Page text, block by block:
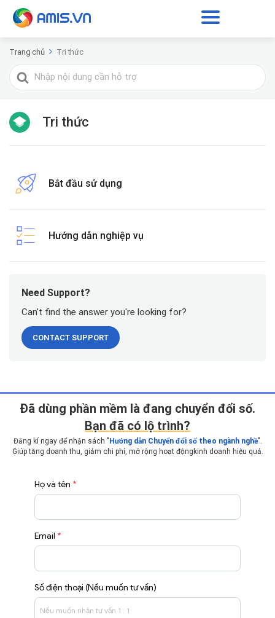
Trang chủ Tri thức
Tìm
kiếm
Tri thức
Bắt đầu sử dụng
Hướng dẫn nghiệp vụ
Need Support?
Can't find the answer you're looking for?
CONTACT SUPPORT
Ðã dùng phần mềm là đang chuyển đổi số.
Bạn đã có lộ trình?
Đăng kí ngay để nhận sách " Hướng dẫn Chuyển đổi số theo ngành nghề".
Giúp tăng doanh thu, giảm chi phí, mở rộng hoạt động kinh doanh hiệu quả.
Họ và tên *
Email *
Số điện thoại (Nếu muốn tư vấn)